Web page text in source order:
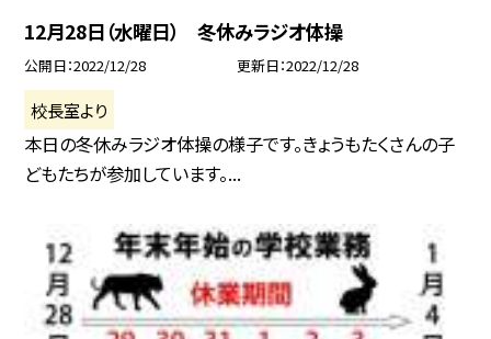
12月28日（水曜日） 冬休みラジオ体操
公開日 2022/12/28 更新日 2022/12/28
校長室より
本日の冬休みラジオ体操の様子です。きょうもたくさんの子
どもたちが参加しています。...